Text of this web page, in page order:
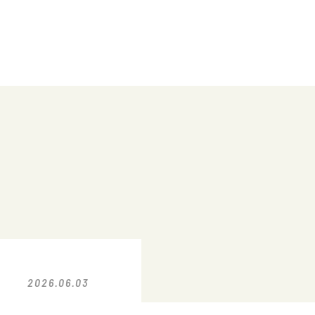
2026.06.03